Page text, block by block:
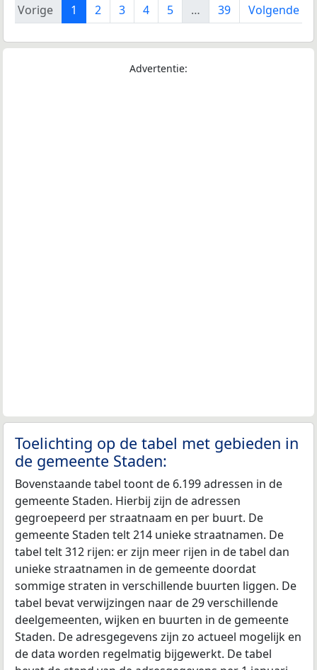
Vorige
1 2 3 4 5 … 39 Volgende
Advertentie:
Toelichting op de tabel met gebieden in
de gemeente Staden:
Bovenstaande tabel toont de 6.199 adressen in de
gemeente Staden. Hierbij zijn de adressen
gegroepeerd per straatnaam en per buurt. De
gemeente Staden telt 214 unieke straatnamen. De
tabel telt 312 rijen: er zijn meer rijen in de tabel dan
unieke straatnamen in de gemeente doordat
sommige straten in verschillende buurten liggen. De
tabel bevat verwijzingen naar de 29 verschillende
deelgemeenten, wijken en buurten in de gemeente
Staden. De adresgegevens zijn zo actueel mogelijk en
de data worden regelmatig bijgewerkt. De tabel